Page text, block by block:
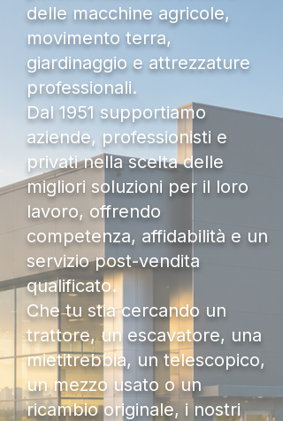
delle macchine agricole,
movimento terra,
giardinaggio e attrezzature
professionali.
Dal 1951 supportiamo
aziende, professionisti e
privati nella scelta delle
migliori soluzioni per il loro
lavoro, offrendo
competenza, affidabilità e un
servizio post-vendita
qualificato.
Che tu stia cercando un
trattore, un escavatore, una
mietitrebbia, un telescopico,
un mezzo usato o un
ricambio originale, i nostri